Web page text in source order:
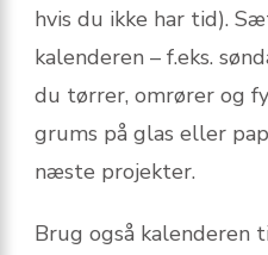
hvis du ikke har tid).
kalenderen – f.eks.
du tørrer, omrører og
grums på glas eller
næste projekter.
Brug også kalenderen